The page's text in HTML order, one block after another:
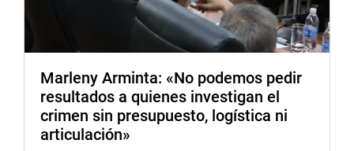
física, en niveles de agresividad que no corresponde en
ningún lugar, en ninguna situación ni contra ningún
ciudadano o ciudadana, muchos menos contra personas
discapacitadas.
El legislador padece de una enfermedad genética
degenerativa hereditaria llamada ataxia de espino
cerebelosa de Friedrich tipo I, la que, entre otros efectos, le
Marleny Arminta: «No podemos pedir
resultados a quienes investigan el
crimen sin presupuesto, logística ni
articulación»